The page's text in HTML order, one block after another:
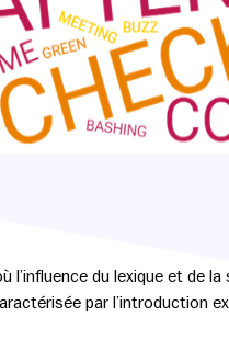
l’influence du lexique et de
par l’introduction